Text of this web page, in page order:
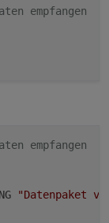
empfangen
empfangen
"Datenpaket